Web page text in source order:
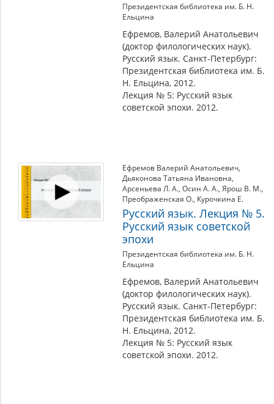
Президентская библиотека им. Б. Н.
Ельцина
Ефремов, Валерий Анатольевич
(доктор филологических наук).
Русский язык. Санкт-Петербург:
Президентская библиотека им. Б.
Н. Ельцина, 2012.
Лекция № 5: Русский язык
советской эпохи. 2012.
Ефремов Валерий Анатольевич,
Дьяконова Татьяна Ивановна,
Арсеньева Л. А., Осин А. А., Ярош В. М.,
Преображенская О., Курочкина Е.
Русский язык. Лекция № 5.
Русский язык советской
эпохи
Президентская библиотека им. Б. Н.
Ельцина
Ефремов, Валерий Анатольевич
(доктор филологических наук).
Русский язык. Санкт-Петербург:
Президентская библиотека им. Б.
Н. Ельцина, 2012.
Лекция № 5: Русский язык
советской эпохи. 2012.